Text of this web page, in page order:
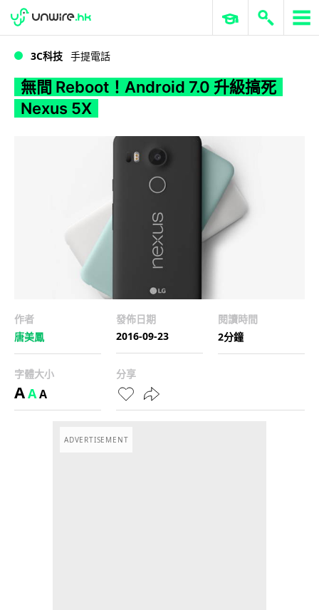
WWDC 2026 ERP 與商業 AI
3C科技 手提電話
無間 Reboot！Android 7.0 升級搞死
Nexus 5X
作者
唐美鳳
發佈日期
2016-09-23
閱讀時間
2分鐘
字體大小
AAA
分享
ADVERTISEMENT